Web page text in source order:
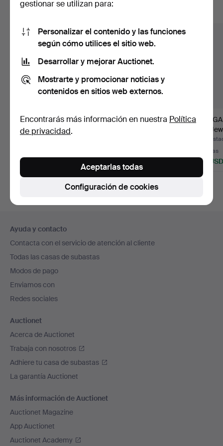
BROCHE. Plata, Cæsar.
Peso aprox. 23,48 gr…
108 USD
BROCHE. Plata y
CU
2 pujas
53 USD
en
el
pie
de
página
Ayuda y contacto
Contacta con el servicio de atención al cliente
Todas las casas de subastas
Modos de pago
Enviamos con
Redes sociales
Auctionet
Acerca de Auctionet
Trabaja con nosotros
Adhiere tu casa de subastas
La garantía Auctionet
Más información de Auctionet
Auctionet Magazine
App Auctionet
Auctionet Academy
gestionar se utilizan para:
Personalizar el contenido y las funciones
según cómo utilices el sitio web.
Desarrollar y mejorar Auctionet.
Mostrarte y promocionar noticias y
contenidos en sitios web externos.
Encontrarás más información en nuestra Política
de privacidad.
Configuración de cookies
Aceptarlas todas